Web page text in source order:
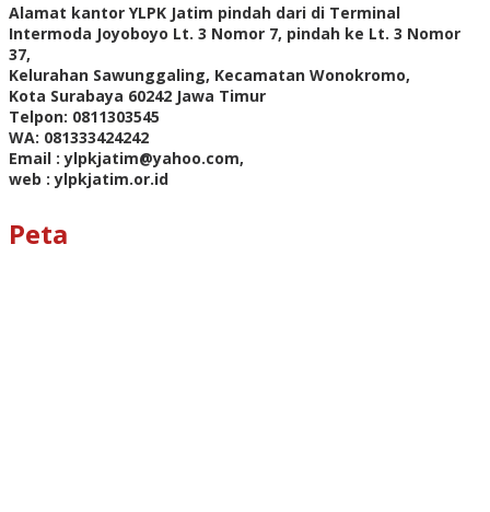
Alamat kantor YLPK Jatim pindah dari di Terminal
Intermoda Joyoboyo Lt. 3 Nomor 7, pindah ke Lt. 3 Nomor
37,
Kelurahan Sawunggaling, Kecamatan Wonokromo,
Kota Surabaya 60242 Jawa Timur
Telpon: 0811303545
WA: 081333424242
Email : ylpkjatim@yahoo.com,
web : ylpkjatim.or.id
Peta